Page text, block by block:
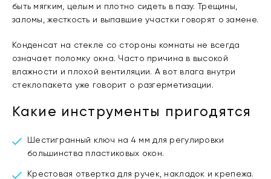
быть мягким, целым и плотно сидеть в пазу. Трещины,
заломы, жесткость и выпавшие участки говорят о замене.
Конденсат на стекле со стороны комнаты не всегда
означает поломку окна. Часто причина в высокой
влажности и плохой вентиляции. А вот влага внутри
стеклопакета уже говорит о разгерметизации.
Какие инструменты пригодятся
Шестигранный ключ на 4 мм для регулировки
большинства пластиковых окон.
Крестовая отвертка для ручек, накладок и крепежа.